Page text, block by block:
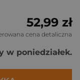
52,99 zł
cena detaliczna
w poniedziałek.